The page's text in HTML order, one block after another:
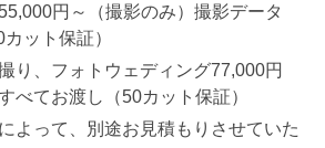
円～（撮影のみ）撮影データ
ット保証）
り、フォトウェディング77,000円
べてお渡し（50カット保証）
よって、別途お見積もりさせていた